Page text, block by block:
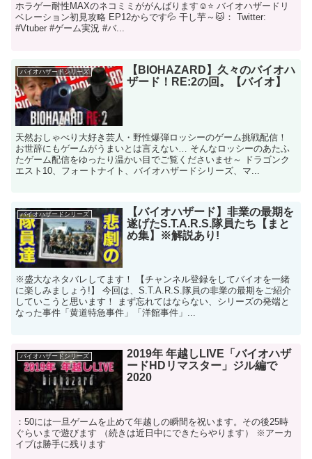
ホラゲー耐性MAXのネコミミががんばります☺⭐ バイオハザードリ
ベレーション初見攻略 EP12からです💦 干し芋～🐱： Twitter:
#Vtuber #ゲーム実況 #バ...
バイオハザードシリーズ
【BIOHAZARD】久々のバイオハ
ザード！RE:2の回。【バイオ】
天然おしゃべり大好き芸人・野性爆弾ロッシーのゲーム挑戦配信！
お世辞にもゲームがうまいとは言えない… そんなロッシーのあたふ
たゲーム配信をゆったり温かい目でご覧くださいませ～ ドラゴンク
エスト10、フォートナイト、バイオハザードシリーズ、マ...
バイオハザードシリーズ
【バイオハザード】非業の最期を
遂げたS.T.A.R.S.隊員たち【まと
め集】※解説あり!
※盛大なネタバレしてます！ 【チャンネル登録をしてバイオを一緒
に楽しみましょう!】 今回は、S.T.A.R.S.隊員の非業の最期をご紹介
していこうと思います！ まず忘れてはならない、シリーズの発端と
なった事件「黄道特急事件」「洋館事件」...
バイオハザードシリーズ
2019年 年越しLIVE「バイオハザ
ードHDリマスター」ジル編で
2020
：50には一旦ゲームを止めて年越しの瞬間を祝います。その後25時
ぐらいまで遊びます （続きは近日中にできたらやります） ※アーカ
イブは勝手に残ります